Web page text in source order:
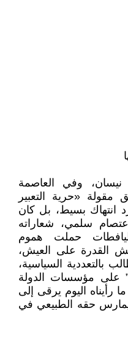
وفي العاصمة
«حرية التعبير
بسيط، بل كان
سلمي، شعاراته
حملت هموم
القدرة على العيش،
بالتعددية السياسية،
على مؤسسات الدولة
رأيناه اليوم يرقى إلى
حقه الطبيعي في